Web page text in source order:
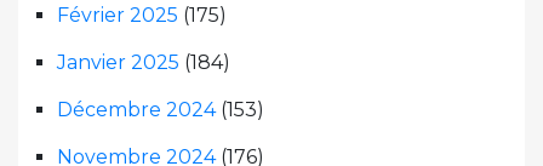
Février 2025 (175)
Janvier 2025 (184)
Décembre 2024(153)
Novembre 2024(176)